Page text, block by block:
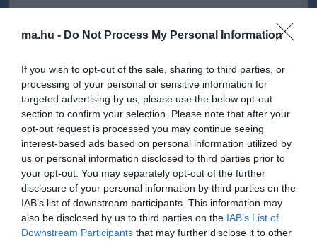
ma.hu - Do Not Process My Personal Information
If you wish to opt-out of the sale, sharing to third parties, or
processing of your personal or sensitive information for
targeted advertising by us, please use the below opt-out
section to confirm your selection. Please note that after your
opt-out request is processed you may continue seeing
interest-based ads based on personal information utilized by
us or personal information disclosed to third parties prior to
your opt-out. You may separately opt-out of the further
disclosure of your personal information by third parties on the
IAB’s list of downstream participants. This information may
also be disclosed by us to third parties on the IAB’s List of
Downstream Participants that may further disclose it to other
iszlamista elnököt helyezzék vissza tisztségébe.